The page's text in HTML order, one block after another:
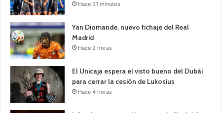
Hace 31 minutos
Yan Diomande, nuevo fichaje del Real
Madrid
Hace 2 horas
El Unicaja espera el visto bueno del Dubái
para cerrar la cesión de Lukosius
Hace 4 horas